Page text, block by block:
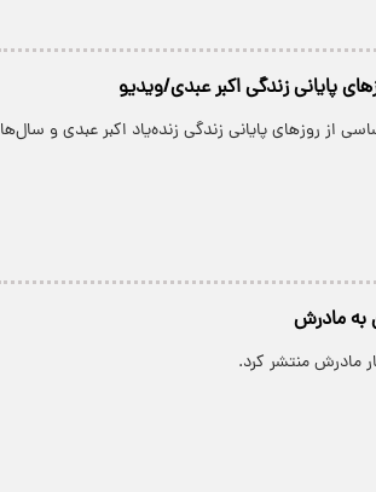
پایانی زندگی اکبر عبدی/ویدیو
از روزهای پایانی زندگی زنده‌یاد اکبر عبدی و سال‌ها
به مادرش
مادرش منتشر کرد.